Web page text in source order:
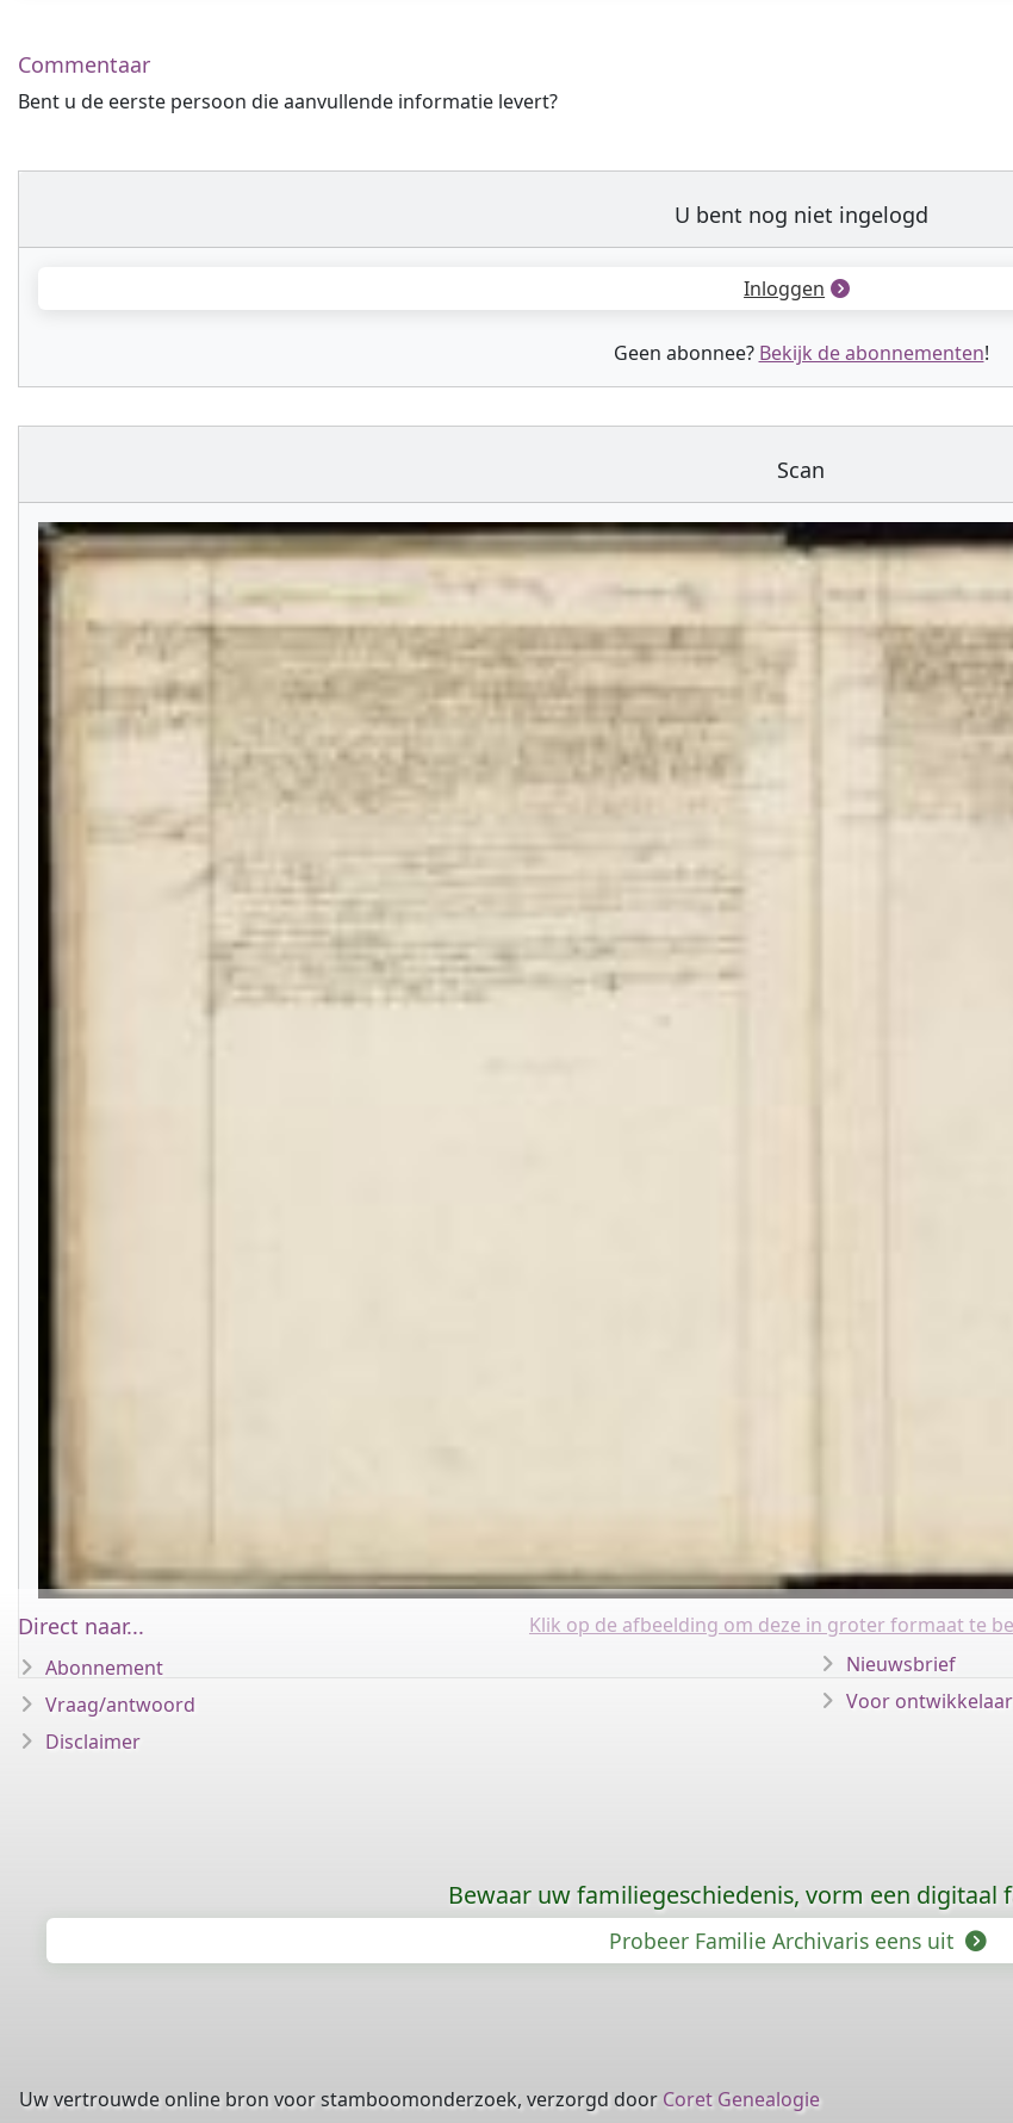
Commentaar
Bent u de eerste persoon die aanvullende informatie levert?
U bent nog niet ingelogd
Inloggen
Geen abonnee? Bekijk de abonnementen!
Scan
Klik op de afbeelding om deze in groter formaat te
Direct naar...
Abonnement
Vraag/antwoord
Disclaimer
Nieuwsbrief
Voor
Bewaar uw familiegeschiedenis, vorm een digitaal
Probeer Familie Archivaris eens uit
Uw vertrouwde online bron voor stamboomonderzoek, verzorgd door Coret Genealogie